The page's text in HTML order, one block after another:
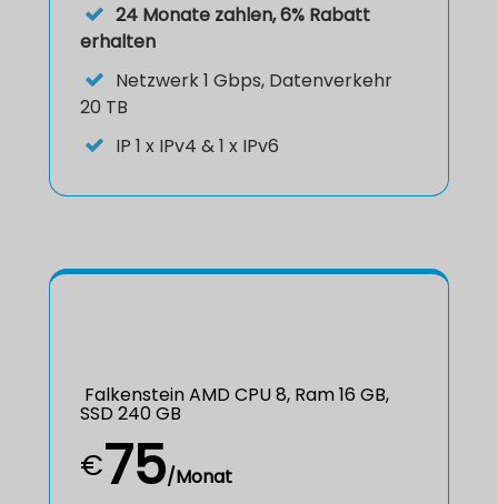
24 Monate zahlen, 6% Rabatt
erhalten
Netzwerk 1 Gbps, Datenverkehr
20 TB
IP 1 x IPv4 & 1 x IPv6
Falkenstein AMD CPU 8, Ram 16 GB,
SSD 240 GB
€75/Monat